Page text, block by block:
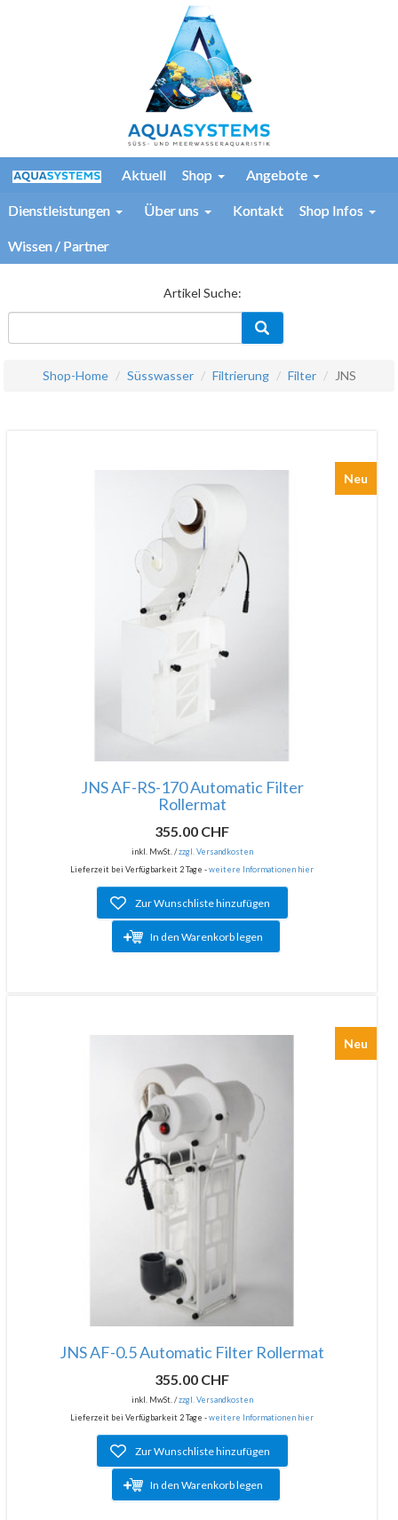
Aktuell Shop Angebote
Dienstleistungen Über uns Kontakt Shop Infos
Wissen / Partner
Artikel Suche:
Shop-Home Süsswasser Filtrierung Filter JNS
Neu
JNS AF-RS-170 Automatic Filter
Rollermat
355.00 CHF
inkl. MwSt. /zzgl. Versandkosten
Lieferzeit bei Verfügbarkeit 2 Tage -weitere Informationen hier
Zur Wunschliste hinzufügen
In den Warenkorb legen
Neu
JNS AF-0.5 Automatic Filter Rollermat
355.00 CHF
inkl. MwSt. /zzgl. Versandkosten
Lieferzeit bei Verfügbarkeit 2 Tage -weitere Informationen hier
Zur Wunschliste hinzufügen
In den Warenkorb legen